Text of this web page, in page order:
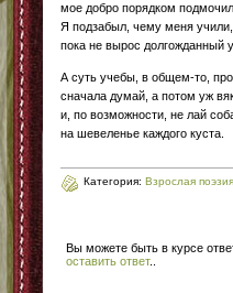
мое добро порядком
Я подзабыл, чему меня учили,
пока не вырос долгожданный
А суть учебы, в общем-то,
сначала думай, а потом уж
и, по возможности, не лай
на шевеленье каждого куста.
Категория: Взрослая поэзия
Вы можете быть в курсе
оставить ответ.